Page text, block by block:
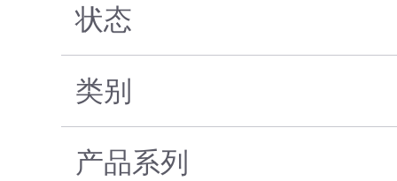
状态
类别
产品系列